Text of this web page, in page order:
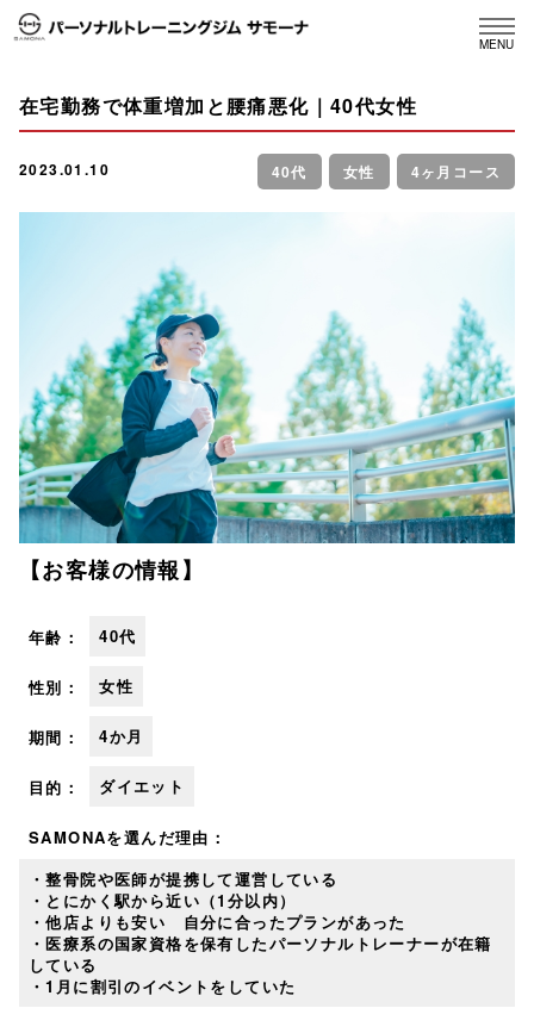
MENU
在宅勤務で体重増加と腰痛悪化｜40代女性
2023.01.10 40代 女性 4ヶ月コース
【お客様の情報】
年齢： 40代
性別： 女性
期間： 4か月
目的： ダイエット
SAMONAを選んだ理由：
・整骨院や医師が提携して運営している
・とにかく駅から近い（1分以内）
・他店よりも安い 自分に合ったプランがあった
・医療系の国家資格を保有したパーソナルトレーナーが在籍
している
・1月に割引のイベントをしていた